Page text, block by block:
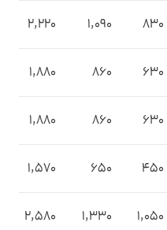
830
1,090
2,220
630
860
1,880
630
860
1,880
450
650
1,570
1,050
1,330
2,580